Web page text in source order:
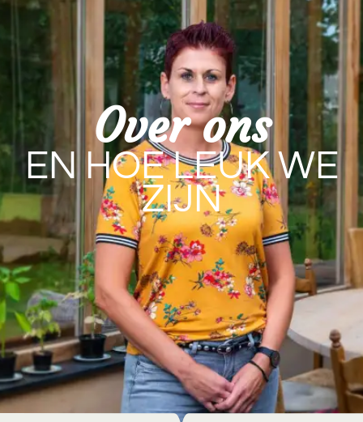
Over ons
EN HOE LEUK WE
ZIJN